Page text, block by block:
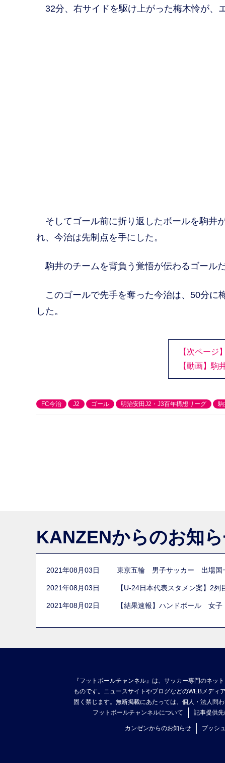
32分、右サイドを駆け上がった梅木怜が、
そしてゴール前に折り返したボールを駒井
れ、今治は先制点を手にした。
駒井のチームを背負う覚悟が伝わるゴールだ
このゴールで先手を奪った今治は、50分に
した。
【次ページ】
【動画】駒
FC今治 J2 ゴール 明治安田J2・J3百年構想リーグ
KANZENからのお知
2021年08月03日 東京五輪 男子サッカー 出場国
2021年08月03日 【U-24日本代表スタメン案】2
2021年08月02日 【結果速報】ハンドボール 女
『フットボールチャンネル』は、サッカー専門のネ
ものです。ニュースサイトやブログなどのWEBメデ
固く禁じます。無断掲載にあたっては、個人・法人問
フットボールチャンネルについて
記事提供
カンゼンからのお知らせ プッシ